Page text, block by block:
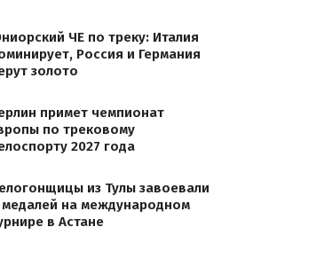
ЧЕ по треку: Италия
Россия и Германия
золото
примет чемпионат
по трековому
2027 года
из Тулы завоевали
на международном
в Астане